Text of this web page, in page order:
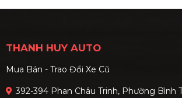
THANH HUY AUTO
Mua Bán - Trao Đổi Xe Cũ
392-394 Phan Châu Trinh, Phường Bình